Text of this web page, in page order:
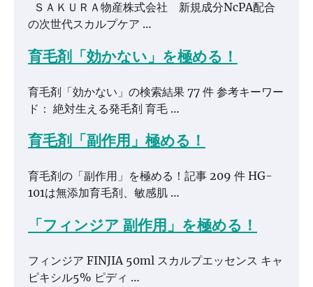
ＳＡＫＵＲＡ物産株式会社 新規成分NcPA配合
の次世代スカルプケア …
育毛剤「効かない」を極める！
育毛剤「効かない」の検索結果 77 件 参考キーワー
ド： 絶対生える発毛剤 育毛 …
育毛剤「副作用」極める！
育毛剤の「副作用」を極める！記事 209 件 HG-
101は無添加育毛剤、敏感肌 …
「フィンジア 副作用」を極める！
フィンジア FINJIA 50ml スカルプエッセンス キャ
ピキシル5% ピディ …